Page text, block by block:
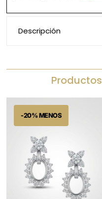
Descripción